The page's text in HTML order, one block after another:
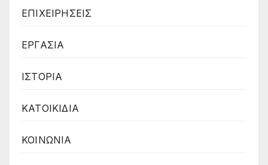
ΕΠΙΧΕΙΡΗΣΕΙΣ
ΕΡΓΑΣΙΑ
ΙΣΤΟΡΙΑ
ΚΑΤΟΙΚΙΔΙΑ
ΚΟΙΝΩΝΙΑ